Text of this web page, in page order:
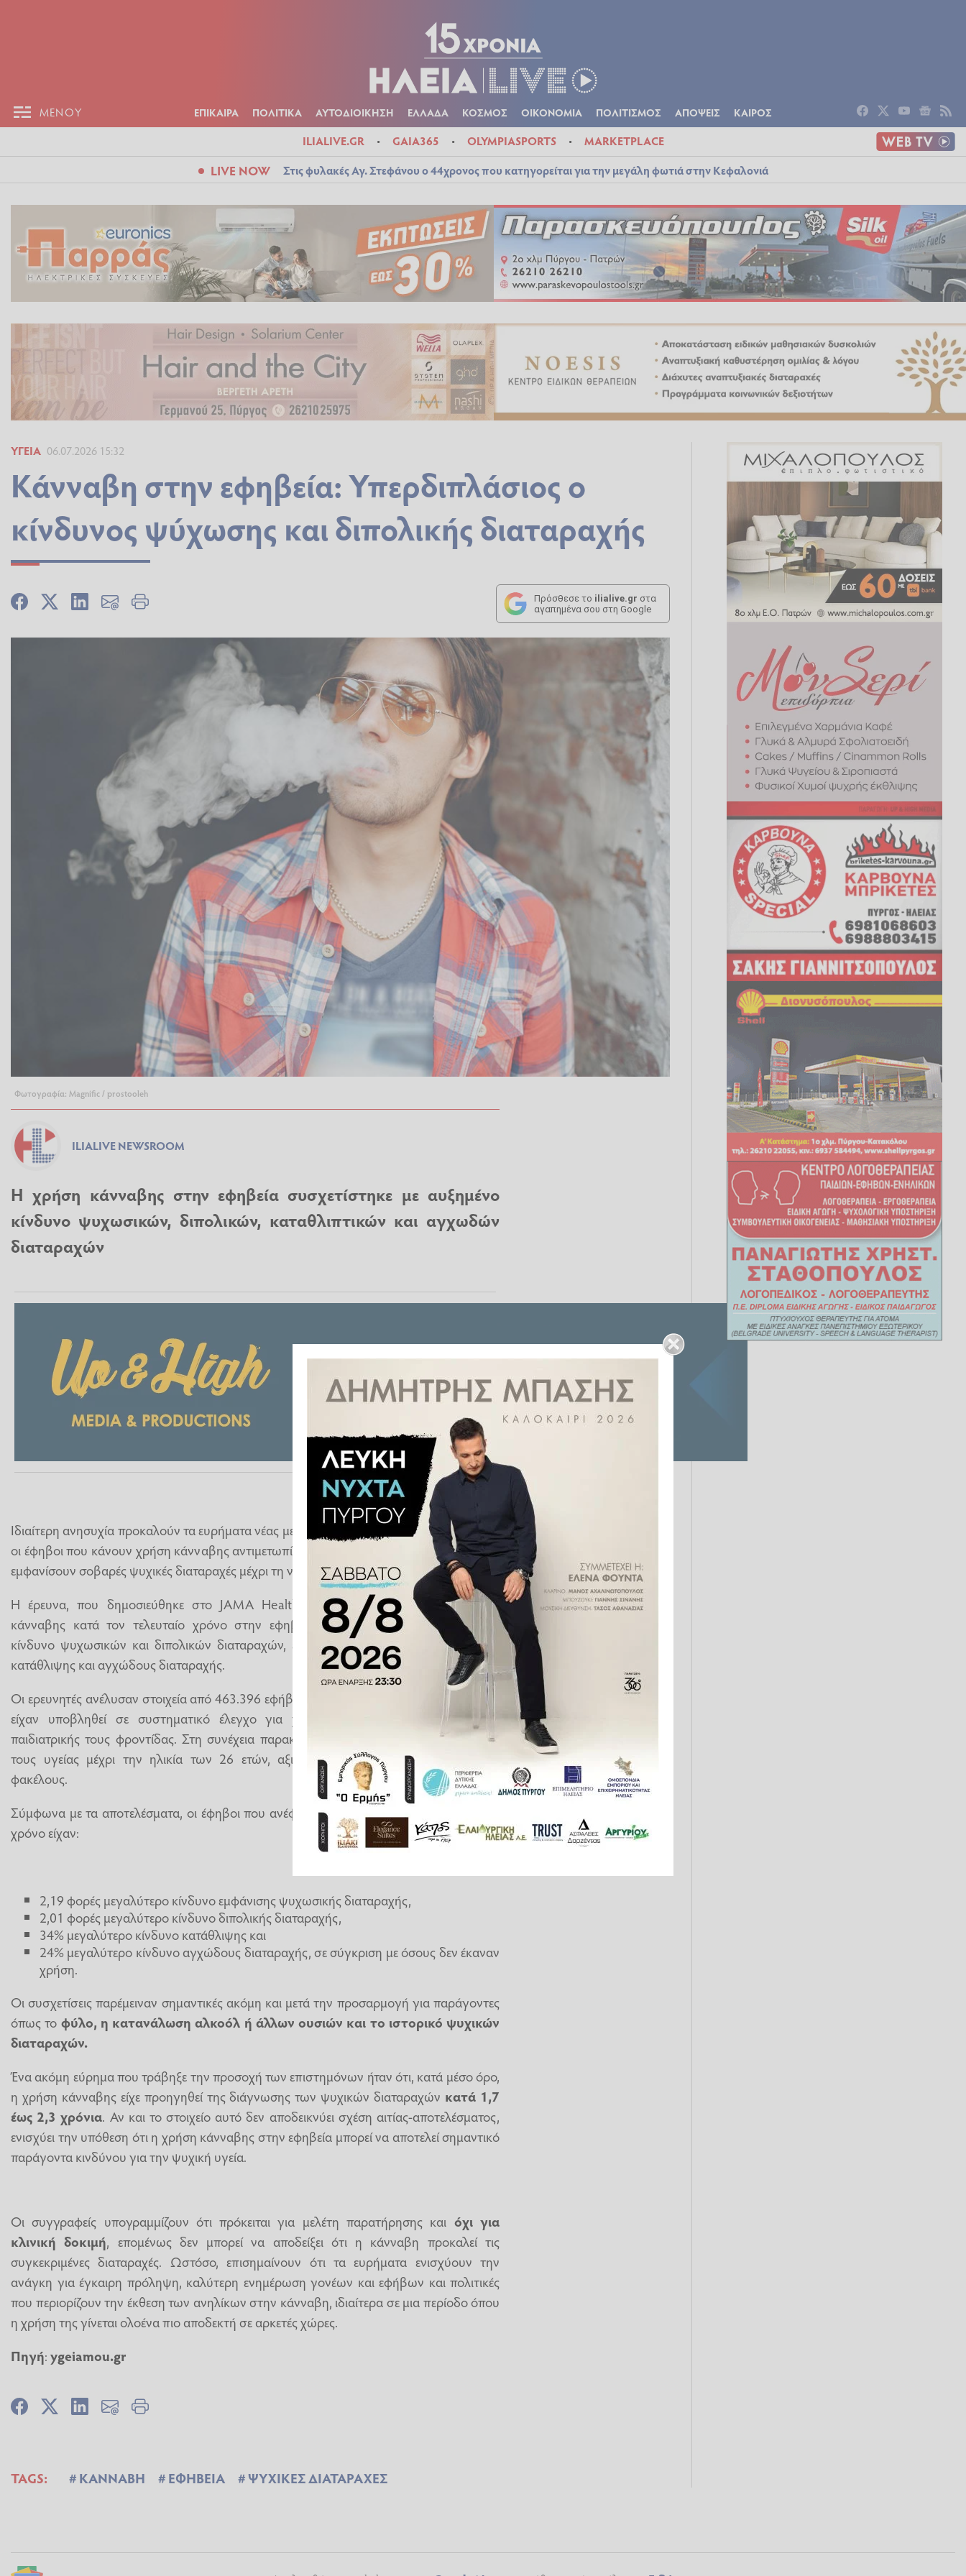
ΜΕΝΟΥ ΕΠΙΚΑΙΡΑ ΠΟΛΙΤΙΚΑ ΑΥΤΟΔΙΟΙΚΗΣΗ ΕΛΛΑΔΑ ΚΟΣΜΟΣ ΟΙΚΟΝΟΜΙΑ ΠΟΛΙΤΙΣΜΟΣ ΑΠΟΨΕΙΣ ΚΑΙΡΟΣ
ILIALIVE.GR GAIA365 OLYMPIASPORTS MARKETPLACE
LIVE NOW Στις φυλακές Αγ. Στεφάνου ο 44χρονος που κατηγορείται για την μεγάλη φωτιά στην Κεφαλονιά
ΥΓΕΊΑ 06.07.2026 15:32
Κάνναβη στην εφηβεία: Υπερδιπλάσιος ο
κίνδυνος ψύχωσης και διπολικής διαταραχής
Πρόσθεσε το ilialive.gr στα
αγαπημένα σου στη Google
Φωτογραφία: Magnific / prostooleh
ILIALIVE NEWSROOM
Η χρήση κάνναβης στην εφηβεία συσχετίστηκε με αυξημένο
κίνδυνο ψυχωσικών, διπολικών, καταθλιπτικών και αγχωδών
διαταραχών
Ιδιαίτερη ανησυχία προκαλούν τα ευρήματα νέας μεγάλης μελέτης, σύμφωνα με τα οποία
οι έφηβοι που κάνουν χρήση κάνναβης αντιμετωπίζουν σημαντικά αυξημένο κίνδυνο να
εμφανίσουν σοβαρές ψυχικές διαταραχές μέχρι τη νεαρή ενήλικη ζωή.
Η έρευνα, που δημοσιεύθηκε στο JAMA Health Forum, διαπίστωσε ότι η χρήση
κάνναβης κατά τον τελευταίο χρόνο στην εφηβεία συσχετίστηκε με υπερδιπλάσιο
κίνδυνο ψυχωσικών και διπολικών διαταραχών, ενώ αυξημένος ήταν και ο κίνδυνος
κατάθλιψης και αγχώδους διαταραχής.
Οι ερευνητές ανέλυσαν στοιχεία από 463.396 εφήβους ηλικίας 13 έως 17 ετών, οι οποίοι
είχαν υποβληθεί σε συστηματικό έλεγχο για χρήση κάνναβης στο πλαίσιο της
παιδιατρικής τους φροντίδας. Στη συνέχεια παρακολούθησαν την πορεία της ψυχικής
τους υγείας μέχρι την ηλικία των 26 ετών, αξιοποιώντας ηλεκτρονικούς ιατρικούς
φακέλους.
Σύμφωνα με τα αποτελέσματα, οι έφηβοι που ανέφεραν χρήση κάνναβης τον τελευταίο
χρόνο είχαν:
2,19 φορές μεγαλύτερο κίνδυνο εμφάνισης ψυχωσικής διαταραχής,
2,01 φορές μεγαλύτερο κίνδυνο διπολικής διαταραχής,
34% μεγαλύτερο κίνδυνο κατάθλιψης και
24% μεγαλύτερο κίνδυνο αγχώδους διαταραχής, σε σύγκριση με όσους δεν έκαναν
χρήση.
Οι συσχετίσεις παρέμειναν σημαντικές ακόμη και μετά την προσαρμογή για παράγοντες
όπως το φύλο, η κατανάλωση αλκοόλ ή άλλων ουσιών και το ιστορικό ψυχικών
διαταραχών.
Ένα ακόμη εύρημα που τράβηξε την προσοχή των επιστημόνων ήταν ότι, κατά μέσο όρο,
η χρήση κάνναβης είχε προηγηθεί της διάγνωσης των ψυχικών διαταραχών κατά 1,7
έως 2,3 χρόνια. Αν και το στοιχείο αυτό δεν αποδεικνύει σχέση αιτίας-αποτελέσματος,
ενισχύει την υπόθεση ότι η χρήση κάνναβης στην εφηβεία μπορεί να αποτελεί σημαντικό
παράγοντα κινδύνου για την ψυχική υγεία.
Οι συγγραφείς υπογραμμίζουν ότι πρόκειται για μελέτη παρατήρησης και όχι για
κλινική δοκιμή, επομένως δεν μπορεί να αποδείξει ότι η κάνναβη προκαλεί τις
συγκεκριμένες διαταραχές. Ωστόσο, επισημαίνουν ότι τα ευρήματα ενισχύουν την
ανάγκη για έγκαιρη πρόληψη, καλύτερη ενημέρωση γονέων και εφήβων και πολιτικές
που περιορίζουν την έκθεση των ανηλίκων στην κάνναβη, ιδιαίτερα σε μια περίοδο όπου
η χρήση της γίνεται ολοένα πιο αποδεκτή σε αρκετές χώρες.
Πηγή:ygeiamou.gr
TAGS: ΚΑΝΝΑΒΗ ΕΦΗΒΕΙΑ ΨΥΧΙΚΕΣ ΔΙΑΤΑΡΑΧΕΣ